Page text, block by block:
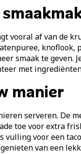
vooral af van de
smaak te geven.
met
manier
serveren. De
toe voor extra
voor een
van een